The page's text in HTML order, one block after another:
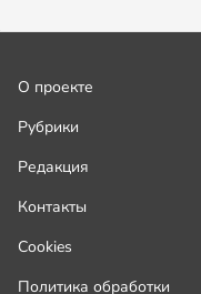
О проекте
Рубрики
Редакция
Контакты
Cookies
Политика обработки